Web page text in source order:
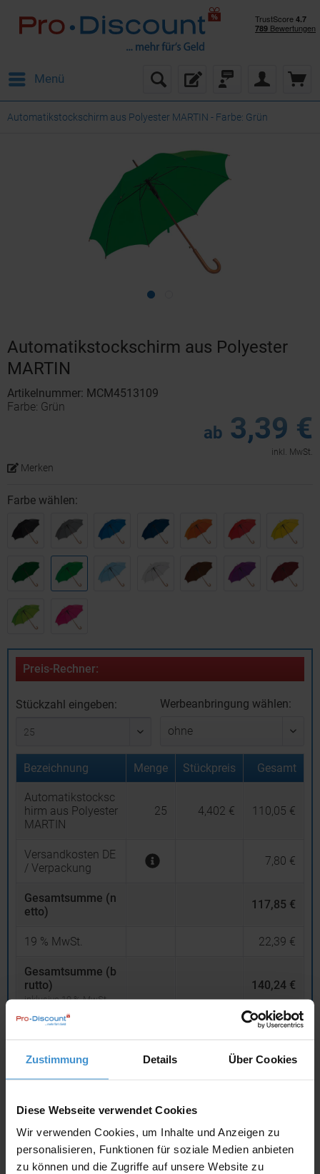
Zustimmung Details Über Cookies
Diese Webseite verwendet Cookies
Wir verwenden Cookies, um Inhalte und Anzeigen zu
personalisieren, Funktionen für soziale Medien anbieten
zu können und die Zugriffe auf unsere Website zu
Menü
Automatikstockschirm aus Polyester MARTIN - Farbe: Grün
Automatikstockschirm aus Polyester
MARTIN
Artikelnummer: MCM4513109
Farbe: Grün
ab 3,39 €
inkl. MwSt.
Merken
Farbe wählen:
Preis-Rechner:
Stückzahl eingeben: Werbeanbringung wählen:
Bezeichnung Menge Stückpreis Gesamt
Automatikstocksc
hirm aus Polyester
MARTIN
25 4,402 € 110,05 €
Versandkosten DE
/ Verpackung
7,80 €
Gesamtsumme (n
etto)
117,85 €
19 % MwSt. 22,39 €
Gesamtsumme (b
rutto)
inklusive 19 % MwSt.
140,24 €
Individuelle Anfrage